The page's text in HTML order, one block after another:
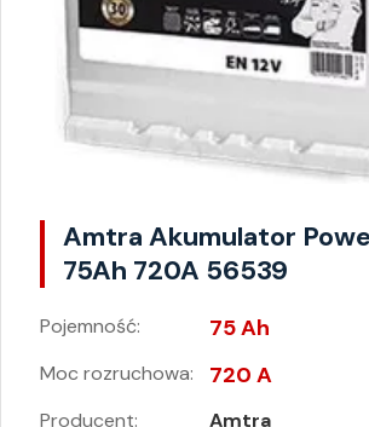
Amtra Akumulator
75Ah 720A 56539
Pojemność: 75 Ah
Moc rozruchowa: 720 A
Producent: Amtra